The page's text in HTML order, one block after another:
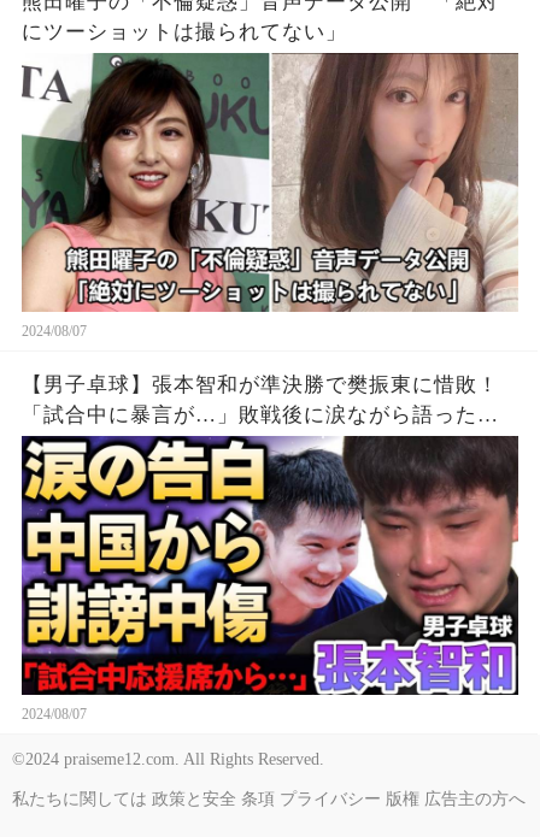
にツーショットは撮られてない」
2024/08/07
【男子卓球】張本智和が準決勝で樊振東に惜敗！
「試合中に暴言が…」敗戦後に涙ながら語った中
国からの”誹謗中傷”の真相…精神崩壊する現在に
涙が零れ落ちた…【パリ五輪】
2024/08/07
©2024 praiseme12.com. All Rights Reserved.
私たちに関しては 政策と安全 条項 プライバシー 版権 広告主の方へ